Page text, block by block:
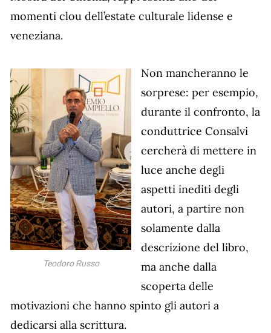
momenti clou dell’estate culturale lidense e
veneziana.
Teodoro Russo
Non mancheranno le
sorprese: per esempio,
durante il confronto, la
conduttrice Consalvi
cercherà di mettere in
luce anche degli
aspetti inediti degli
autori, a partire non
solamente dalla
descrizione del libro,
ma anche dalla
scoperta delle
motivazioni che hanno spinto gli autori a
dedicarsi alla scrittura.